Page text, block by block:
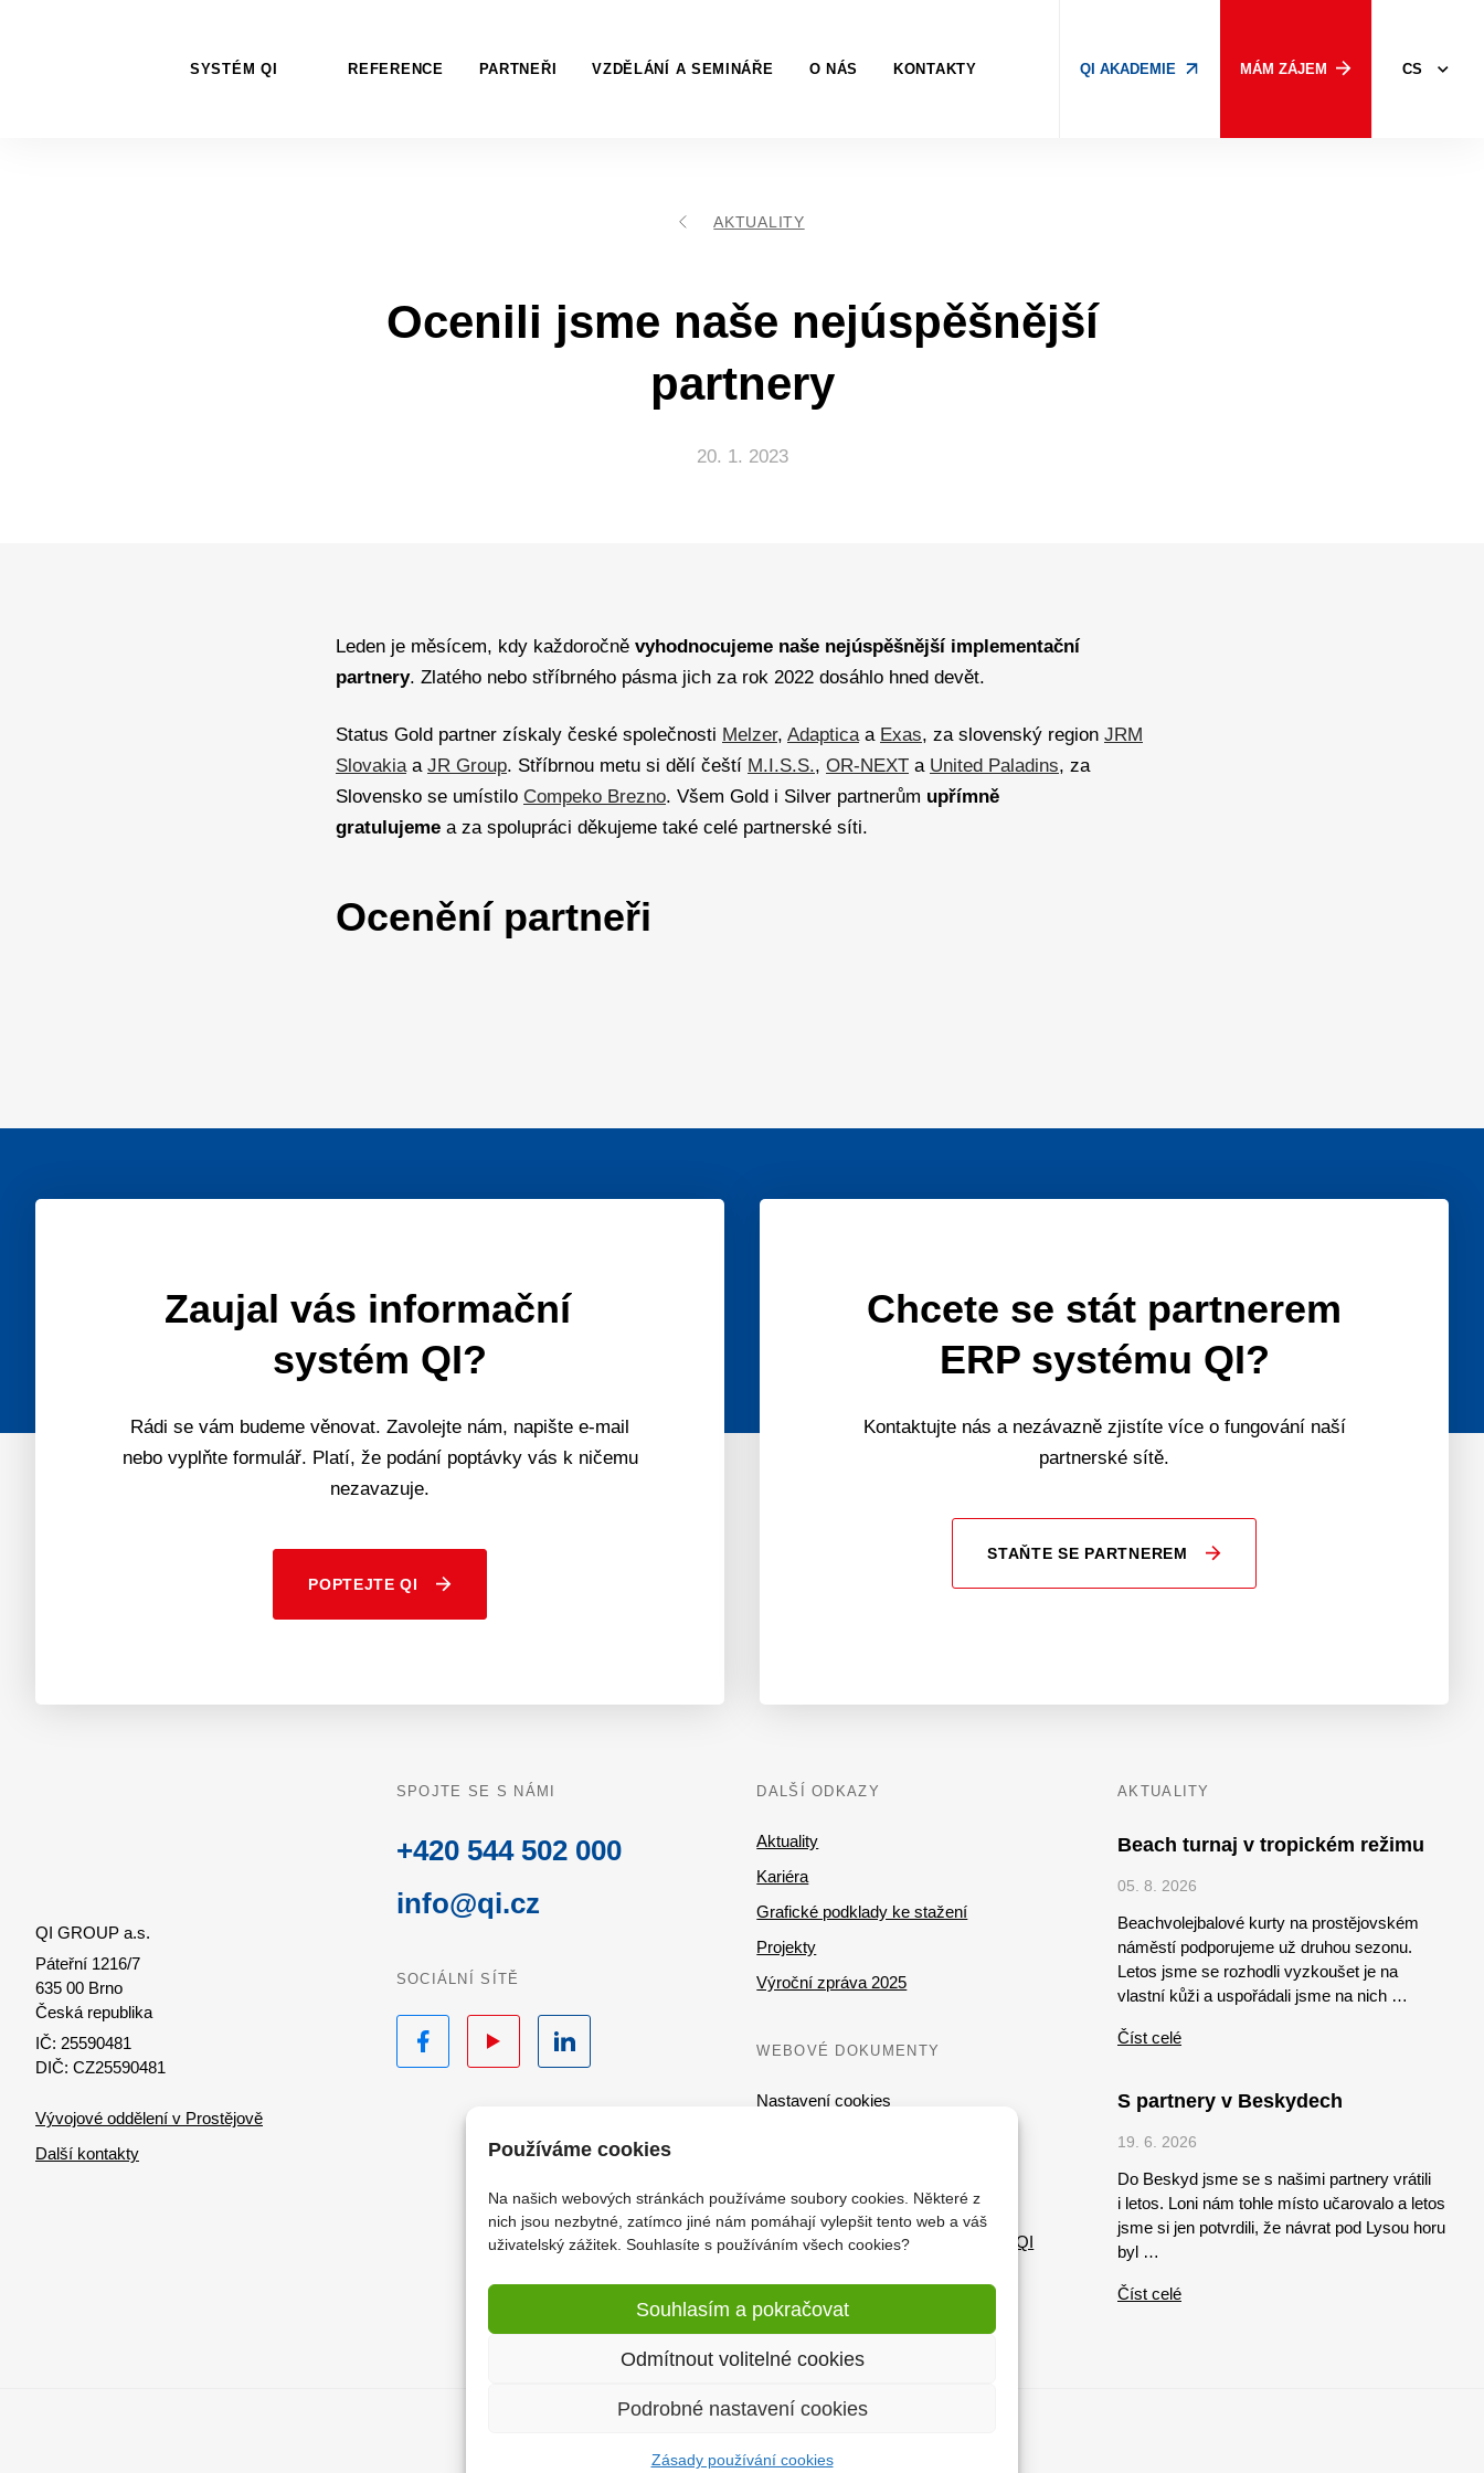
Používáme cookies
Na našich webových stránkách používáme soubory cookies. Některé z
nich jsou nezbytné, zatímco jiné nám pomáhají vylepšit tento web a váš
uživatelský zážitek. Souhlasíte s používáním všech cookies?
Souhlasím a pokračovat
Odmítnout volitelné cookies
Podrobné nastavení cookies
Zásady používání cookies
SYSTÉM QI REFERENCE PARTNEŘI VZDĚLÁNÍ A SEMINÁŘE O NÁS KONTAKTY QI AKADEMIE MÁM ZÁJEM CS
AKTUALITY
Ocenili jsme naše nejúspěšnější
partnery
20. 1. 2023
Leden je měsícem, kdy každoročně vyhodnocujeme naše nejúspěšnější implementační
partnery. Zlatého nebo stříbrného pásma jich za rok 2022 dosáhlo hned devět.
Status Gold partner získaly české společnosti Melzer, Adapticaa Exas, za slovenský region JRM
Slovakiaa JR Group. Stříbrnou metu si dělí čeští M.I.S.S., OR-NEXT a United Paladins, za
Slovensko se umístilo Compeko Brezno. Všem Gold i Silver partnerům upřímně
gratulujeme a za spolupráci děkujeme také celé partnerské síti.
Ocenění partneři
Zaujal vás informační
systém QI?
Rádi se vám budeme věnovat. Zavolejte nám, napište e-mail
nebo vyplňte formulář. Platí, že podání poptávky vás k ničemu
nezavazuje.
POPTEJTE QI
Chcete se stát partnerem
ERP systému QI?
Kontaktujte nás a nezávazně zjistíte více o fungování naší
partnerské sítě.
STAŇTE SE PARTNEREM
QI GROUP a.s.
Páteřní 1216/7
635 00 Brno
Česká republika
IČ: 25590481
DIČ: CZ25590481
Vývojové oddělení v Prostějově
Další kontakty
SPOJTE SE S NÁMI
+420 544 502 000
info@qi.cz
SOCIÁLNÍ SÍTĚ
Facebook LinkedIn
DALŠÍ ODKAZY
Aktuality
Kariéra
Grafické podklady ke stažení
Projekty
Výroční zpráva 2025
WEBOVÉ DOKUMENTY
Nastavení cookies
GDPR – Implementační partner QI
Ochrana osobních údajů – Aplikace QI
AKTUALITY
Beach turnaj v tropickém režimu
05. 8. 2026
Beachvolejbalové kurty na prostějovském
náměstí podporujeme už druhou sezonu.
Letos jsme se rozhodli vyzkoušet je na
vlastní kůži a uspořádali jsme na nich …
Číst celé
S partnery v Beskydech
19. 6. 2026
Do Beskyd jsme se s našimi partnery vrátili
i letos. Loni nám tohle místo učarovalo a letos
jsme si jen potvrdili, že návrat pod Lysou horu
byl …
Číst celé
QI GROUP a.s. Stránky realizovalo studio